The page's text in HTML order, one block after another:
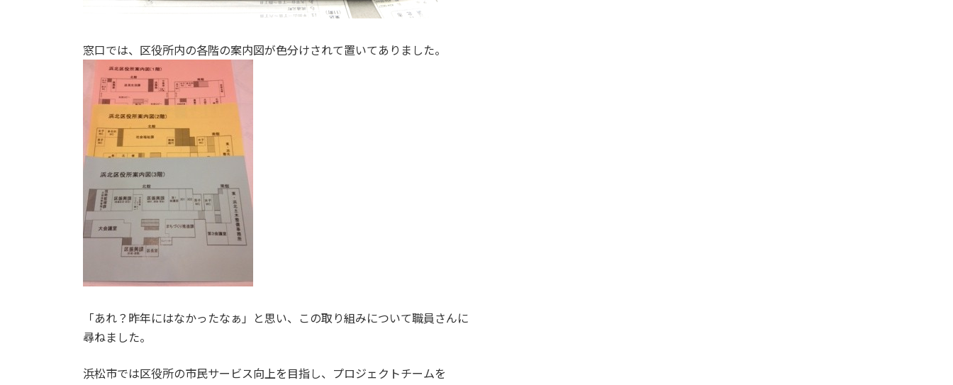
窓口では、区役所内の各階の案内図が色分けされて置いてありました。
「あれ？昨年にはなかったなぁ」と思い、この取り組みについて職員さんに
尋ねました。
浜松市では区役所の市民サービス向上を目指し、プロジェクトチームを